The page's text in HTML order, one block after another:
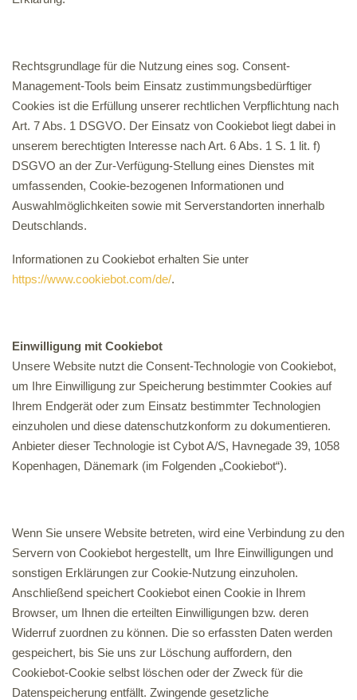
Rechtsgrundlage für die Nutzung eines sog. Consent-
Management-Tools beim Einsatz zustimmungsbedürftiger
Cookies ist die Erfüllung unserer rechtlichen Verpflichtung nach
Art. 7 Abs. 1 DSGVO. Der Einsatz von Cookiebot liegt dabei in
unserem berechtigten Interesse nach Art. 6 Abs. 1 S. 1 lit. f)
DSGVO an der Zur-Verfügung-Stellung eines Dienstes mit
umfassenden, Cookie-bezogenen Informationen und
Auswahlmöglichkeiten sowie mit Serverstandorten innerhalb
Deutschlands.
Informationen zu Cookiebot erhalten Sie unter
https://www.cookiebot.com/de/.
Einwilligung mit Cookiebot
Unsere Website nutzt die Consent-Technologie von Cookiebot,
um Ihre Einwilligung zur Speicherung bestimmter Cookies auf
Ihrem Endgerät oder zum Einsatz bestimmter Technologien
einzuholen und diese datenschutzkonform zu dokumentieren.
Anbieter dieser Technologie ist Cybot A/S, Havnegade 39, 1058
Kopenhagen, Dänemark (im Folgenden „Cookiebot“).
Wenn Sie unsere Website betreten, wird eine Verbindung zu den
Servern von Cookiebot hergestellt, um Ihre Einwilligungen und
sonstigen Erklärungen zur Cookie-Nutzung einzuholen.
Anschließend speichert Cookiebot einen Cookie in Ihrem
Browser, um Ihnen die erteilten Einwilligungen bzw. deren
Widerruf zuordnen zu können. Die so erfassten Daten werden
gespeichert, bis Sie uns zur Löschung auffordern, den
Cookiebot-Cookie selbst löschen oder der Zweck für die
Datenspeicherung entfällt. Zwingende gesetzliche